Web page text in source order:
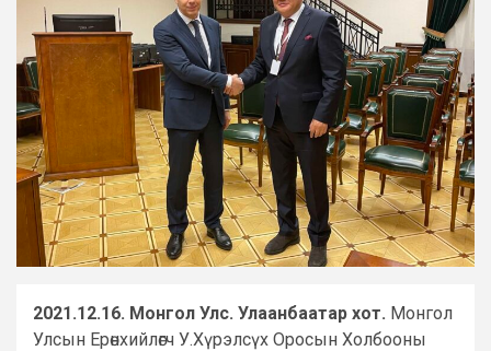
2021.12.16. Монгол Улс. Улаанбаатар хот. Монгол
Улсын Ерөнхийлөгч У.Хүрэлсүх Оросын Холбооны